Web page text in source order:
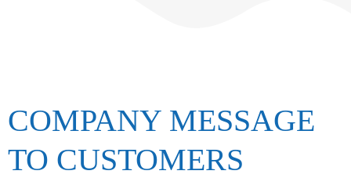
COMPANY MESSAGE
TO CUSTOMERS